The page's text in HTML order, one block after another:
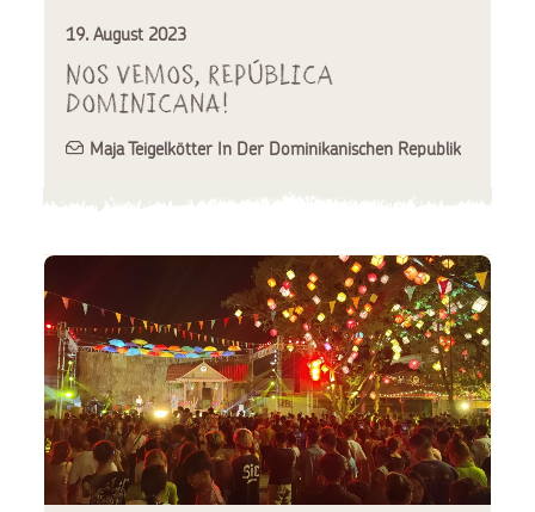
19. August 2023
Nos vemos, República
Dominicana!
Maja Teigelkötter In Der Dominikanischen Republik